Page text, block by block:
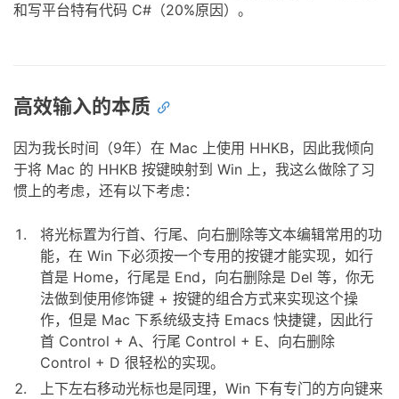
和写平台特有代码 C#（20%原因）。
高效输入的本质
因为我长时间（9年）在 Mac 上使用 HHKB，因此我倾向
于将 Mac 的 HHKB 按键映射到 Win 上，我这么做除了习
惯上的考虑，还有以下考虑：
将光标置为行首、行尾、向右删除等文本编辑常用的功
能，在 Win 下必须按一个专用的按键才能实现，如行
首是 Home，行尾是 End，向右删除是 Del 等，你无
法做到使用修饰键 + 按键的组合方式来实现这个操
作，但是 Mac 下系统级支持 Emacs 快捷键，因此行
首 Control + A、行尾 Control + E、向右删除
Control + D 很轻松的实现。
上下左右移动光标也是同理，Win 下有专门的方向键来